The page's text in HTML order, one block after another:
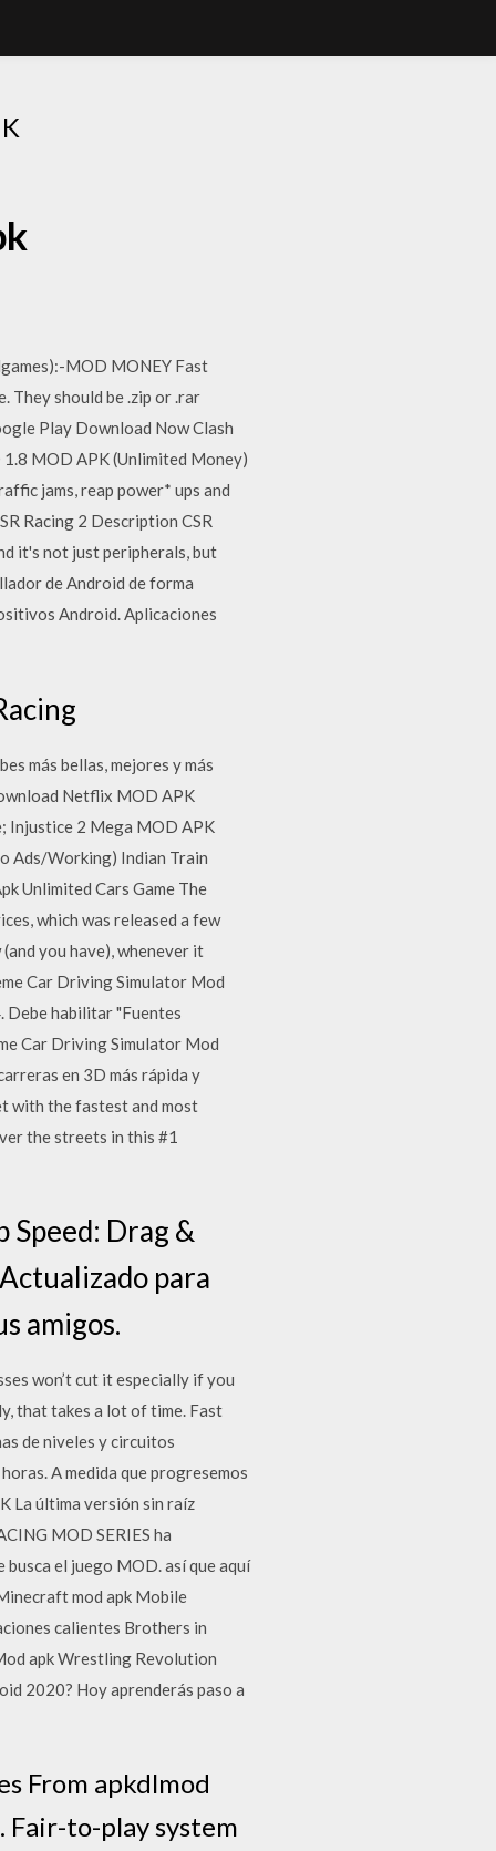
MOD MONEY Fast
They should be .zip or .rar
Play Download Now Clash
MOD APK (Unlimited Money)
jams, reap power* ups and
Racing 2 Description CSR
it's not just peripherals, but
de Android de forma
Android. Aplicaciones
más bellas, mejores y más
Netflix MOD APK
Injustice 2 Mega MOD APK
Ads/Working) Indian Train
Unlimited Cars Game The
which was released a few
you have), whenever it
Car Driving Simulator Mod
Debe habilitar "Fuentes
Car Driving Simulator Mod
en 3D más rápida y
with the fastest and most
the streets in this #1
Speed: Drag &
para
amigos.
won’t cut it especially if you
that takes a lot of time. Fast
de niveles y circuitos
A medida que progresemos
La última versión sin raíz
MOD SERIES ha
busca el juego MOD. así que aquí
mod apk Mobile
calientes Brothers in
apk Wrestling Revolution
2020? Hoy aprenderás paso a
From apkdlmod
to-play system